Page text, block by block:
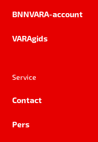
BNNVARA-account
VARAgids
Service
Contact
Pers